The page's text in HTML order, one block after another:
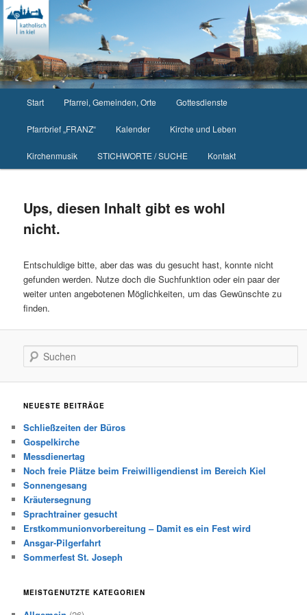
Zum
primären
Inhalt
springen
Zum
sekundären
Inhalt
springen
Start Pfarrei, Gemeinden, Orte Gottesdienste
Pfarrbrief „FRANZ“ Kalender Kirche und Leben
Kirchenmusik STICHWORTE / SUCHE Kontakt
Ups, diesen Inhalt gibt es wohl
nicht.
Entschuldige bitte, aber das was du gesucht hast, konnte nicht
gefunden werden. Nutze doch die Suchfunktion oder ein paar der
weiter unten angebotenen Möglichkeiten, um das Gewünschte zu
finden.
Suchen
NEUESTE BEITRÄGE
Schließzeiten der Büros
Gospelkirche
Messdienertag
Noch freie Plätze beim Freiwilligendienst im Bereich Kiel
Sonnengesang
Kräutersegnung
Sprachtrainer gesucht
Erstkommunionvorbereitung – Damit es ein Fest wird
Ansgar-Pilgerfahrt
Sommerfest St. Joseph
MEISTGENUTZTE KATEGORIEN